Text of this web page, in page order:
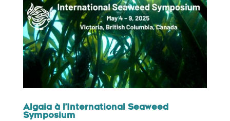
Algaia à l’International Seaweed
Symposium